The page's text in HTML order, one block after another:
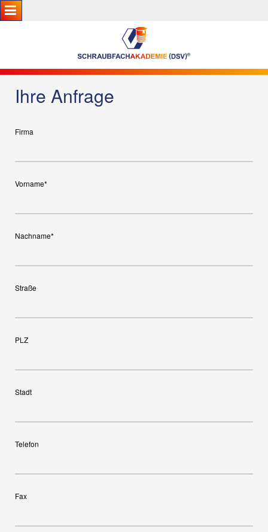
Ihre Anfrage
Firma
Vorname*
Nachname*
Straße
PLZ
Stadt
Telefon
Fax